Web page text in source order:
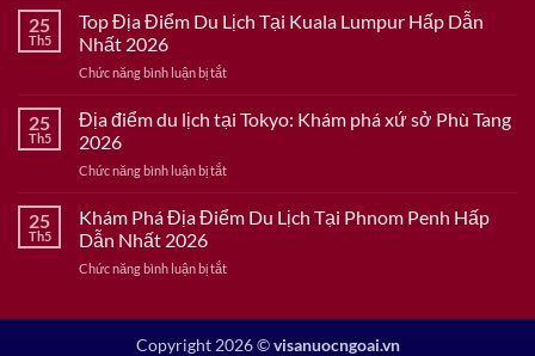
Bắc
Dẫn
2026
Điểm
Du
Tại
Hấp
2026
25
Th5
Top Địa Điểm Du Lịch Tại Kuala Lumpur Hấp Dẫn
Nhất 2026
Chức năng bình luận bị tắtở
Địa
Điểm
Lịch
Kuala
Dẫn
25
Th5
Địa điểm du lịch tại Tokyo: Khám phá xứ sở Phù Tang
2026
Chức năng bình luận bị tắtở
điểm
tại
xứ
25
Th5
Khám Phá Địa Điểm Du Lịch Tại Phnom Penh Hấp
Dẫn Nhất 2026
Chức năng bình luận bị tắtở
Điểm
Copyright 2026 ©visanuocngoai.vn